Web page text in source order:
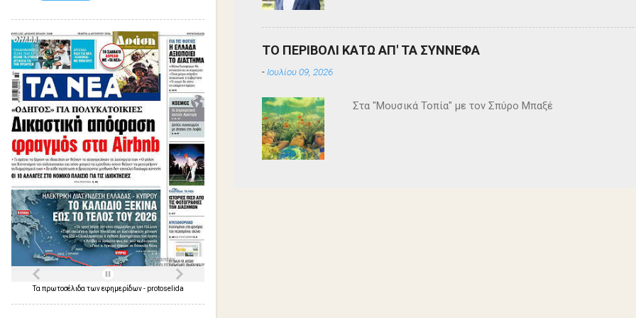
ΤΟ ΠΕΡΙΒΟΛΙ ΚΑΤΩ ΑΠ' ΤΑ ΣΥΝΝΕΦΑ
- Ιουλίου 09, 2026
Στα "Μουσικά Τοπία" με τον Σπύρο Μπαξέ
Τα πρωτοσέλιδα τωνεφημερίδων- protoselida